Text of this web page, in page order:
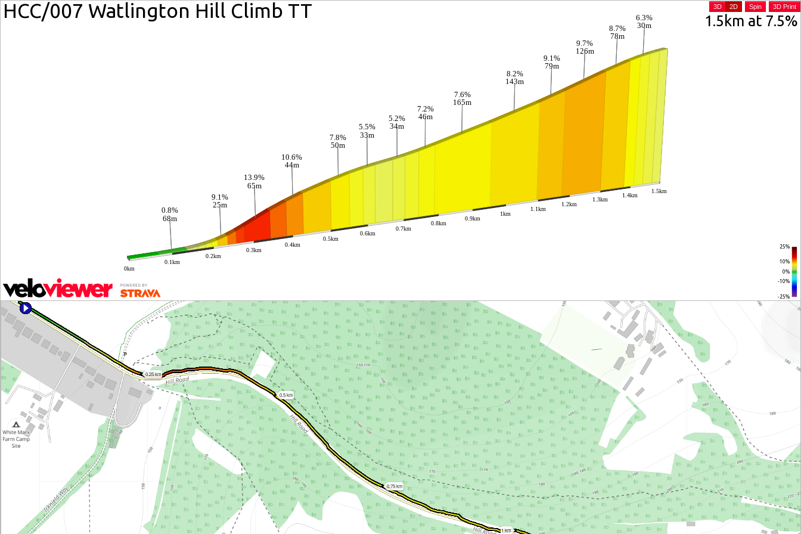
HCC/007 Watlington Hill Climb TT 1.5km at 7.5%
6.3%
30m
8.7%
78m
9.7%
126m
9.1%
79m
8.2%
143m
7.6%
165m
7.2%
46m
5.2%
34m
5.5%
33m
7.8%
50m
10.6%
44m
13.9%
65m
9.1%
25m
0.8%
68m
1.5km
1.4km
1.3km
1.2km
1.1km
1km
0.9km
0.8km
0.7km
0.6km
0.5km
0.4km
0.3km
0.2km
0.1km
0km
-25%
-10%
0%
10%
25%
3D 2D Spin 3D Print
0.25 km
0.5 km
0.75 km
1 km